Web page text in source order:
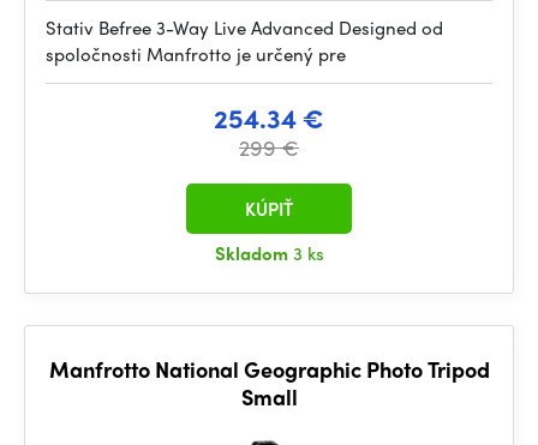
Stativ Befree 3-Way Live Advanced Designed od
spoločnosti Manfrotto je určený pre
254.34 €
299 €
Skladom3 ks
KÚPIŤ
Manfrotto National Geographic Photo Tripod
Small